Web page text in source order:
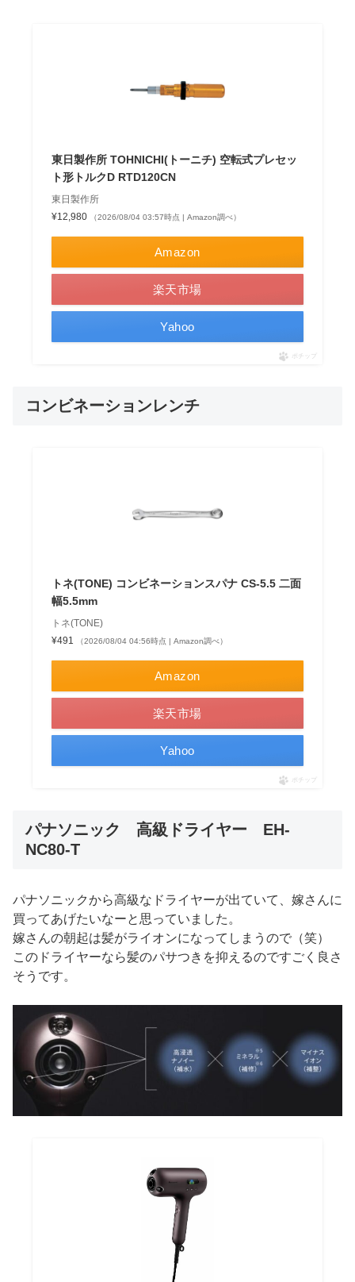
東日製作所 TOHNICHI(トーニチ) 空転式プレセッ
ト形トルクD RTD120CN
東日製作所
¥12,980
（2026/08/04 03:57時点 | Amazon調べ）
Amazon
楽天市場
Yahoo
ポチップ
コンビネーションレンチ
トネ(TONE) コンビネーションスパナ CS-5.5 二面
幅5.5mm
トネ(TONE)
¥491
（2026/08/04 04:56時点 | Amazon調べ）
Amazon
楽天市場
Yahoo
ポチップ
パナソニック 高級ドライヤー EH-
NC80-T
パナソニックから高級なドライヤーが出ていて、嫁さんに
買ってあげたいなーと思っていました。
嫁さんの朝起は髪がライオンになってしまうので（笑）
このドライヤーなら髪のパサつきを抑えるのですごく良さ
そうです。